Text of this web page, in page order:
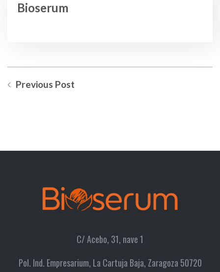
Bioserum
Previous Post
C/ Acebo, 31, nave 1
Pol. Ind. Empresarium, La Cartuja Baja, Zaragoza 50720